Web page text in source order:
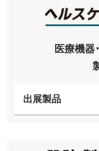
医療機器
出展製品